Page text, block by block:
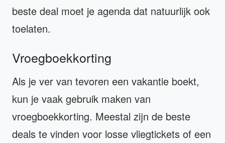
beste deal moet je agenda dat natuurlijk ook
toelaten.
Vroegboekkorting
Als je ver van tevoren een vakantie boekt,
kun je vaak gebruik maken van
vroegboekkorting. Meestal zijn de beste
deals te vinden voor losse vliegtickets of een